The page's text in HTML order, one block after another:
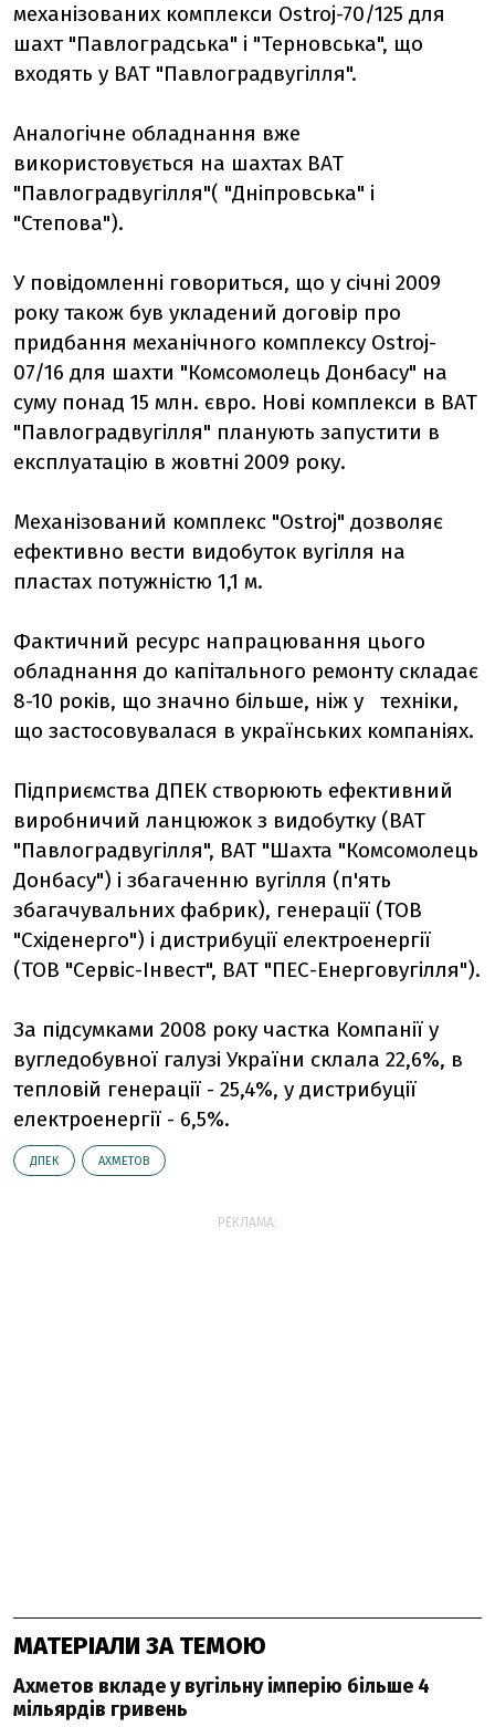
механізованих комплекси Ostroj-70/125 для
шахт "Павлоградська" і "Терновська", що
входять у ВАТ "Павлоградвугілля".
Аналогічне обладнання вже
використовується на шахтах ВАТ
"Павлоградвугілля"( "Дніпровська" і
"Степова").
У повідомленні говориться, що у січні 2009
року також був укладений договір про
придбання механічного комплексу Ostroj-
07/16 для шахти "Комсомолець Донбасу" на
суму понад 15 млн. євро. Нові комплекси в ВАТ
"Павлоградвугілля" планують запустити в
експлуатацію в жовтні 2009 року.
Механізований комплекс "Ostroj" дозволяє
ефективно вести видобуток вугілля на
пластах потужністю 1,1 м.
Фактичний ресурс напрацювання цього
обладнання до капітального ремонту складає
8-10 років, що значно більше, ніж у техніки,
що застосовувалася в українських компаніях.
Підприємства ДПЕК створюють ефективний
виробничий ланцюжок з видобутку (ВАТ
"Павлоградвугілля", ВАТ "Шахта "Комсомолець
Донбасу") і збагаченню вугілля (п'ять
збагачувальних фабрик), генерації (ТОВ
"Східенерго") і дистрибуції електроенергії
(ТОВ "Сервіс-Інвест", ВАТ "ПЕС-Енерговугілля").
За підсумками 2008 року частка Компанії у
вугледобувної галузі України склала 22,6%, в
тепловій генерації - 25,4%, у дистрибуції
електроенергії - 6,5%.
ДПЕК АХМЕТОВ
РЕКЛАМА:
МАТЕРІАЛИ ЗА ТЕМОЮ
Ахметов вкладе у вугільну імперію більше 4
мільярдів гривень